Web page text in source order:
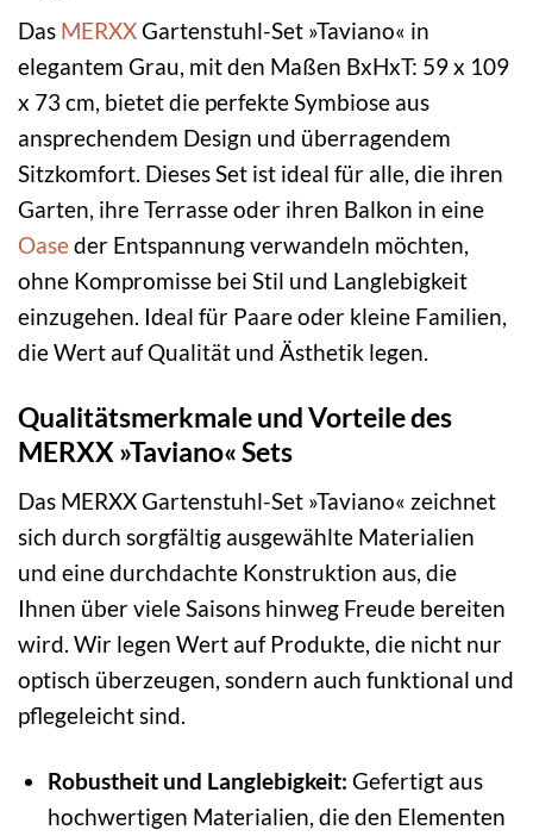
Das MERXXGartenstuhl-Set »Taviano« in
elegantem Grau, mit den Maßen BxHxT: 59 x 109
x 73 cm, bietet die perfekte Symbiose aus
ansprechendem Design und überragendem
Sitzkomfort. Dieses Set ist ideal für alle, die ihren
Garten, ihre Terrasse oder ihren Balkon in eine
Oaseder Entspannung verwandeln möchten,
ohne Kompromisse bei Stil und Langlebigkeit
einzugehen. Ideal für Paare oder kleine Familien,
die Wert auf Qualität und Ästhetik legen.
Qualitätsmerkmale und Vorteile des
MERXX »Taviano« Sets
Das MERXX Gartenstuhl-Set »Taviano« zeichnet
sich durch sorgfältig ausgewählte Materialien
und eine durchdachte Konstruktion aus, die
Ihnen über viele Saisons hinweg Freude bereiten
wird. Wir legen Wert auf Produkte, die nicht nur
optisch überzeugen, sondern auch funktional und
pflegeleicht sind.
Robustheit und Langlebigkeit: Gefertigt aus
hochwertigen Materialien, die den Elementen